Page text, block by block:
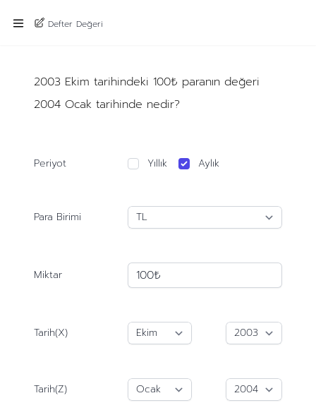
Defter Değeri
2003 Ekim tarihindeki 100₺ paranın değeri
2004 Ocak tarihinde nedir?
Periyot Yıllık Aylık
Para Birimi
Miktar
Tarih(X)
Tarih(Z)